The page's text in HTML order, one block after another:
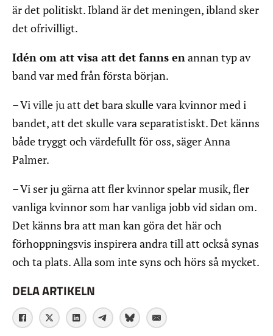
är det politiskt. Ibland är det meningen, ibland sker
det ofrivilligt.
Idén om att visa att det fanns enannan typ av
band var med från första början.
– Vi ville ju att det bara skulle vara kvinnor med i
bandet, att det skulle vara separatistiskt. Det känns
både tryggt och värdefullt för oss, säger Anna
Palmer.
– Vi ser ju gärna att fler kvinnor spelar musik, fler
vanliga kvinnor som har vanliga jobb vid sidan om.
Det känns bra att man kan göra det här och
förhoppningsvis inspirera andra till att också synas
och ta plats. Alla som inte syns och hörs så mycket.
DELA ARTIKELN